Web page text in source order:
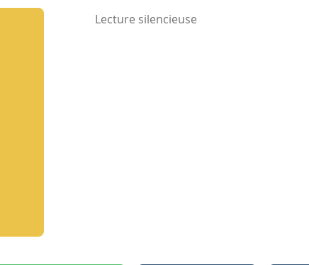
Lecture silencieuse